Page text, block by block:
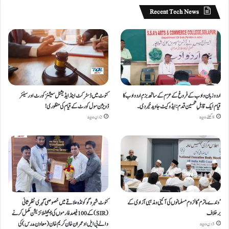
Recent Tech News
اردو زبان و ادب کے فروغ کے عزم کے ساتھ بزمِ اردو ادب کا
قیام ایک قابلِ تحسین قدم : ایڈوکیٹ جاوید خیردی۔
8 گھنٹے ago
کنوٹ میں ڈسٹرکٹ اینڈ ایڈیشنل سیشنز کورٹ اور سینئر
ڈویژن سول کورٹ کے قیام کی منظوری!
2 دن ago
’وندے ماترم‘ کا لزوم مسلمانوں کی آئینی ومذہبی آزادی کے
برخلاف
3 دن ago
کنوٹ شہر و گوکونڈہ علاقے میں خصوصی گہری نظرِ ثانی
(SIR) کے 100 فیصد فارموں کی ڈیجیٹلائزیشن مکمل کرنے
والے بی ایل او عمران خان کریم خان (معاون مدرس) کی